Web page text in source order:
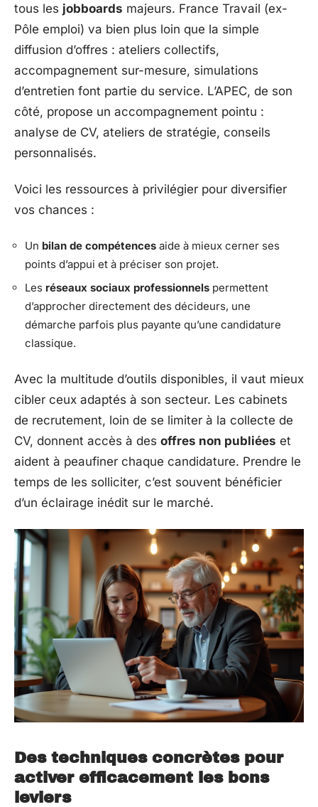
tous les jobboards majeurs. France Travail (ex-
Pôle emploi) va bien plus loin que la simple
diffusion d’offres : ateliers collectifs,
accompagnement sur-mesure, simulations
d’entretien font partie du service. L’APEC, de son
côté, propose un accompagnement pointu :
analyse de CV, ateliers de stratégie, conseils
personnalisés.
Voici les ressources à privilégier pour diversifier
vos chances :
Un bilan de compétences aide à mieux cerner ses
points d’appui et à préciser son projet.
Les réseaux sociaux professionnels permettent
d’approcher directement des décideurs, une
démarche parfois plus payante qu’une candidature
classique.
Avec la multitude d’outils disponibles, il vaut mieux
cibler ceux adaptés à son secteur. Les cabinets
de recrutement, loin de se limiter à la collecte de
CV, donnent accès à des offres non publiées et
aident à peaufiner chaque candidature. Prendre le
temps de les solliciter, c’est souvent bénéficier
d’un éclairage inédit sur le marché.
Des techniques concrètes pour
activer efficacement les bons
leviers